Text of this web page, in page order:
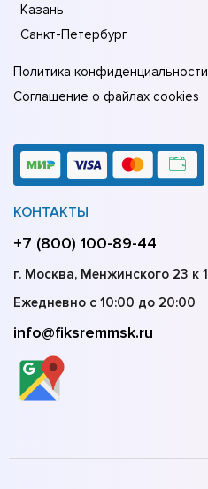
Казань
Санкт-Петербург
Политика конфиденциальности
Соглашение о файлах cookies
КОНТАКТЫ
+7 (800) 100-89-44
г. Москва, Менжинского 23 к 1
Ежедневно с 10:00 до 20:00
info@fiksremmsk.ru